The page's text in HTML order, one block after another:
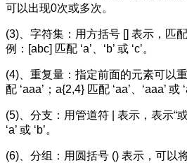
可以出现0次或多次。
(3)、字符集：用方括号 [] 表示，匹
例：[abc] 匹配 ‘a’、‘b’ 或 ‘c’。
(4)、重复量：指定前面的元素可以
配 ‘aaa’；a{2,4} 匹配 ‘aa’、‘aaa’ 或
(5)、分支：用管道符 | 表示，表示“
‘a’ 或 ‘b’。
(6)、分组：用圆括号 () 表示，可以